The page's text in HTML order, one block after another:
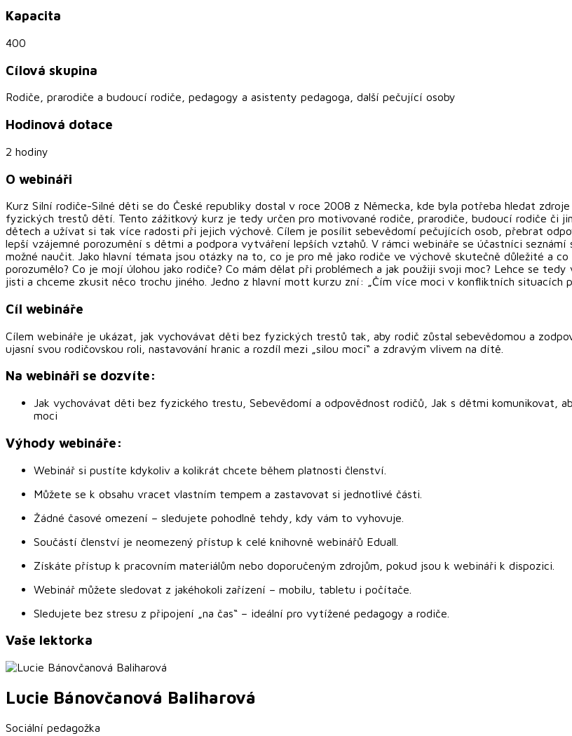
Kapacita
400
Cílová skupina
Rodiče, prarodiče a budoucí rodiče, pedagogy a asistenty pedagoga, další pečující osoby
Hodinová dotace
2 hodiny
O webináři
Kurz Silní rodiče-Silné děti se do České republiky dostal v roce 2008 z Německa, kde byla potřeba hledat
fyzických trestů dětí. Tento zážitkový kurz je tedy určen pro motivované rodiče, prarodiče, budoucí rodiče či
dětech a užívat si tak více radosti při jejich výchově. Cílem je posílit sebevědomí pečujících osob, přebrat
lepší vzájemné porozumění s dětmi a podpora vytváření lepších vztahů. V rámci webináře se účastníci
možné naučit. Jako hlavní témata jsou otázky na to, co je pro mě jako rodiče ve výchově skutečně důležité a
porozumělo? Co je mojí úlohou jako rodiče? Co mám dělat při problémech a jak použiji svoji moc? Lehce se
jisti a chceme zkusit něco trochu jiného. Jedno z hlavní mott kurzu zní: „Čím více moci v konfliktních
Cíl webináře
Cílem webináře je ukázat, jak vychovávat děti bez fyzických trestů tak, aby rodič zůstal sebevědomou a
ujasní svou rodičovskou roli, nastavování hranic a rozdíl mezi „silou moci“ a zdravým vlivem na dítě.
Na webináři se dozvíte:
Jak vychovávat děti bez fyzického trestu, Sebevědomí a odpovědnost rodičů, Jak s dětmi komunikovat,
moci
Výhody webináře:
Webinář si pustíte kdykoliv a kolikrát chcete během platnosti členství.
Můžete se k obsahu vracet vlastním tempem a zastavovat si jednotlivé části.
Žádné časové omezení – sledujete pohodlně tehdy, kdy vám to vyhovuje.
Součástí členství je neomezený přístup k celé knihovně webinářů Eduall.
Získáte přístup k pracovním materiálům nebo doporučeným zdrojům, pokud jsou k webináři k dispozici.
Webinář můžete sledovat z jakéhokoli zařízení – mobilu, tabletu i počítače.
Sledujete bez stresu z připojení „na čas“ – ideální pro vytížené pedagogy a rodiče.
Vaše lektorka
Lucie Bánovčanová Baliharová
Sociální pedagožka